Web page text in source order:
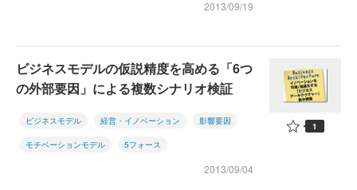
2013/09/19
ビジネスモデルの仮説精度を高める「6つ
の外部要因」による複数シナリオ検証
ビジネスモデル 経営・イノベーション 影響要因
モチベーションモデル 5フォース
2013/09/04
1